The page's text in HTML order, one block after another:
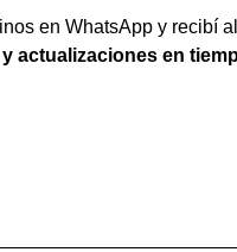
en WhatsApp y recibí
actualizaciones en